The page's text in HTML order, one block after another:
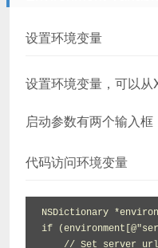
设置环境变量
设置环境变量，可以从
启动参数有两个输入
代码访问环境变量
NSDictionary
if